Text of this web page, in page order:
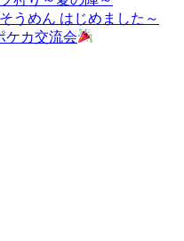
うめん はじめました～
ケカ交流会